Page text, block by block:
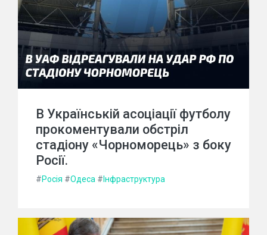
В Українській асоціації футболу
прокоментували обстріл
стадіону «Чорноморець» з боку
Росії.
#Росія #Одеса # Інфраструктура